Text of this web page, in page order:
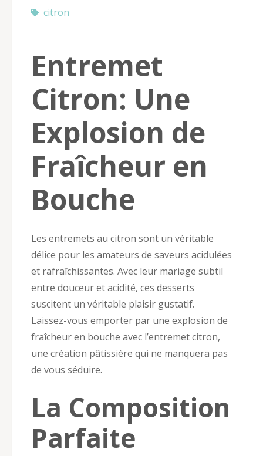
citron
Entremet
Citron: Une
Explosion de
Fraîcheur en
Bouche
Les entremets au citron sont un véritable
délice pour les amateurs de saveurs acidulées
et rafraîchissantes. Avec leur mariage subtil
entre douceur et acidité, ces desserts
suscitent un véritable plaisir gustatif.
Laissez-vous emporter par une explosion de
fraîcheur en bouche avec l’entremet citron,
une création pâtissière qui ne manquera pas
de vous séduire.
La Composition
Parfaite